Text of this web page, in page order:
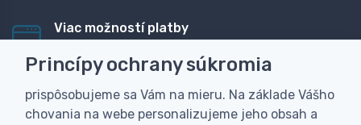
Viac možností platby
dobierku
Personalizácia
Vyrobíme Vám vlastný originálny darček
Princípy ochrany súkromia
prispôsobujeme sa Vám na mieru. Na základe Vášho
chovania na webe personalizujeme jeho obsah a